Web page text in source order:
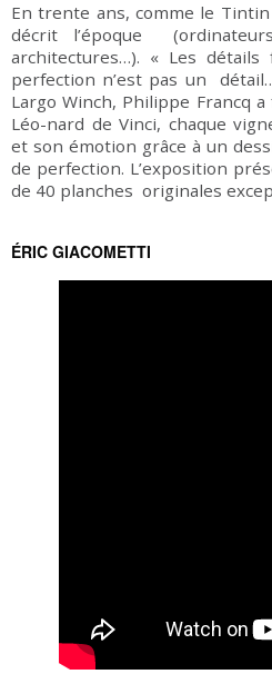
En trente ans, comme le
décrit l’époque
architectures…). « Les
perfection n’est pas un
Largo Winch, Philippe Francq
Léo-nard de Vinci, chaque
et son émotion grâce à un
de perfection. L’exposition
de 40 planches originales
ÉRIC GIACOMETTI